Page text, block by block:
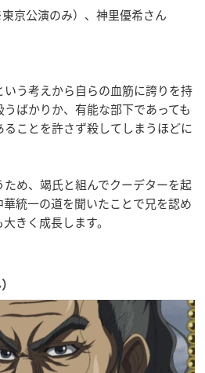
京公演のみ）、神里優希さん
う考えから自らの血筋に誇りを持
ばかりか、有能な部下であっても
ことを許さず殺してしまうほどに
め、竭氏と組んでクーデターを起
統一の道を聞いたことで兄を認め
きく成長します。